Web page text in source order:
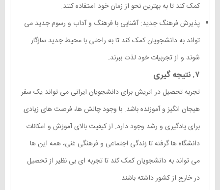
کمک کند تا به بهترین نحو از زمان خود استفاده کنند.
پذیرش فرهنگ جدید: آشنایی با فرهنگ و آداب و رسوم جدید می
تواند به دانشجویان کمک کند تا به راحتی با محیط جدید سازگار
شوند و از تجربیات خود لذت ببرند.
۷. نتیجه گیری
تجربه تحصیل در اتریش برای دانشجویان ایرانی می تواند یک سفر
هیجان انگیز و آموزنده باشد. با وجود چالش ها، فرصت های زیادی
برای یادگیری و رشد وجود دارد. از کیفیت بالای آموزش و امکانات
دانشگاه ها گرفته تا زندگی اجتماعی و فرهنگی غنی، همه این ها
می تواند به دانشجویان کمک کند تا تجربه ای بی نظیر از تحصیل
در خارج از کشور داشته باشند.